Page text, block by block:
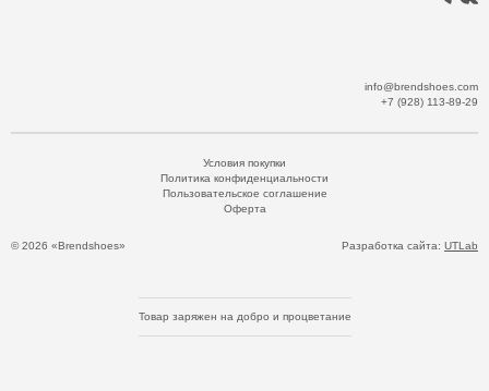
info@brendshoes.com
+7 (928) 113-89-29
© 2026 «Brendshoes»
Условия покупки
Политика конфиденциальности
Пользовательское соглашение
Оферта
Разработка сайта: UTLab
Товар заряжен на добро и процветание